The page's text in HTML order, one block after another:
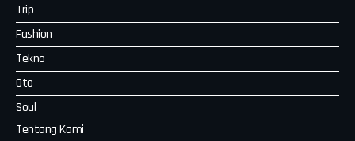
Trip
Fashion
Tekno
Oto
Soul
Tentang Kami